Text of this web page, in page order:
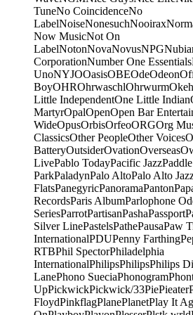
TuneNo CoincidenceNo
LabelNoiseNonesuchNooirax
Now MusicNot On
LabelNotonNovaNovusNPG
CorporationNumber One Essentials
UnoNYJOOasisOBEOdeOdeon
BoyOHROhrwaschlOhrwurmOkeh
Little IndependentOne Little Indian
MartyrOpalOpenOpen Bar
WideOpusOrbisOrfeoORGOrg
ClassicsOther PeopleOther Voices
BatteryOutsiderOvationOverseas
LivePablo TodayPacific Jazz
ParkPaladynPalo AltoPalo Alto
FlatsPanegyricPanoramaPanton
RecordsParis AlbumParlophone
SeriesParrotPartisanPashaPassport
Silver LinePastelsPathePausaPaw
InternationalPDUPenny Farthing
RTBPhil SpectorPhiladelphia
InternationalPhilipsPhilipsPhilips
LanePhono SueciaPhonogram
UpPickwickPickwick/33PiePieater
FloydPinkflagPlanePlanetPlay It